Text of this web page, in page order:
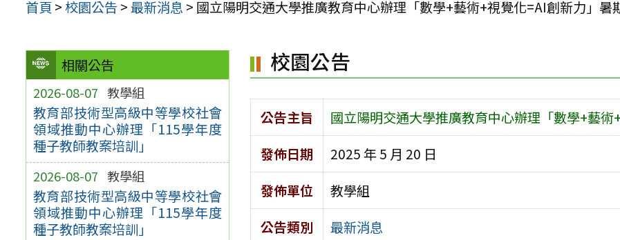
首頁 >校園公告 >最新消息 > 國立陽明交通大學推廣教育中心辦理「數學+藝術+視覺化=AI創新力」暑
相關公告
2026-08-07 教學組
教育部技術型高級中等學校社會
領域推動中心辦理「115學年度
種子教師教案培訓」
2026-08-07 教學組
教育部技術型高級中等學校社會
領域推動中心辦理「115學年度
種子教師教案培訓」
校園公告
公告主旨
國立陽明交通大學推廣教育中心辦理「數學+藝
發佈日期
2025 年 5 月 20 日
發佈單位
教學組
公告類別
最新消息